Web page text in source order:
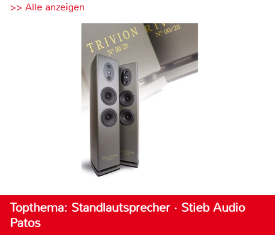
>> Alle anzeigen
Topthema: Standlautsprecher · Stieb Audio
Patos